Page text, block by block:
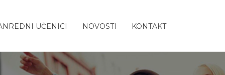
UČENICI NOVOSTI KONTAKT